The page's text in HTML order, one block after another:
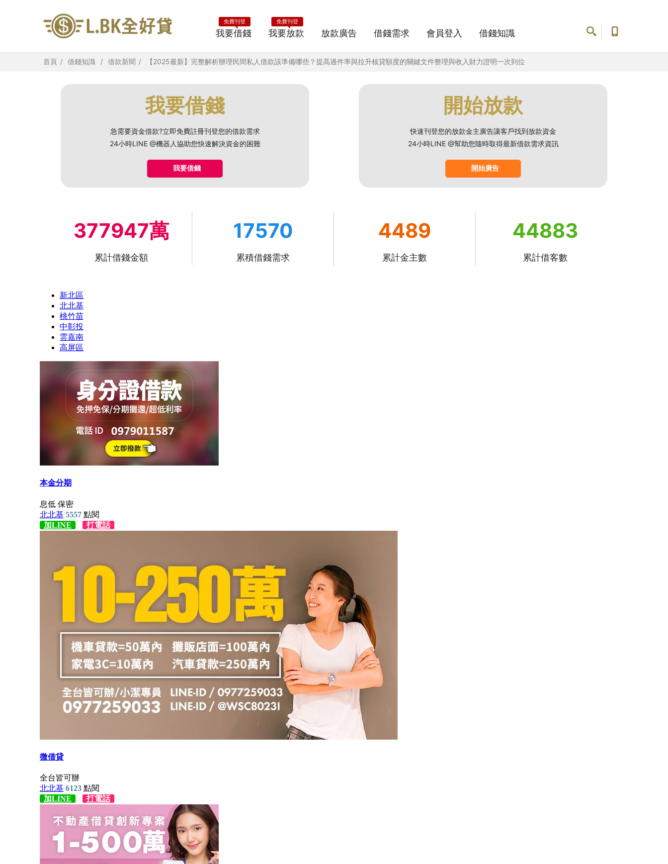
我要借錢
免費刊登
我要放款
免費刊登
放款廣告 借錢需求 會員登入 借錢知識
首頁 借錢知識 借款新聞 【2025最新】完整解析辦理民間私人借款該準備哪些？提高過件率與拉升核貸額度的關鍵文件整理與收入財力證明一次到位
我要借錢
急需要資金借款?立即免費註冊刊登您的借款需求
24小時LINE @機器人協助您快速解決資金的困難
我要借錢
開始放款
快速刊登您的放款金主廣告讓客戶找到放款資金
24小時LINE @幫助您隨時取得最新借款需求資訊
開始廣告
377947萬
累計借錢金額
17570
累積借錢需求
4489
累計金主數
44883
累計借客數